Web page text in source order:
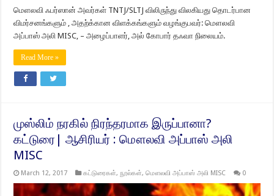
மௌலவி ஃபர்ஸான் அவர்கள் TNTJ/SLTJ விலிருந்து விலகியது தொடர்பான
விமர்சனங்களும் , அதற்க்கான விளக்கங்களும் வழங்குபவர்: மௌலவி
அப்பாஸ் அலி MISC, – அழைப்பாளர், அல் கோபார் தஃவா நிலையம்.
Read More »
முஸ்லிம் நரகில் நிரந்தரமாக இருப்பானா?
கட்டுரை| ஆசிரியர் : மௌலவி அப்பாஸ் அலி
MISC
March 12, 2017 கட்டுரைகள், நூல்கள்,மௌலவி அப்பாஸ் அலி MISC 0